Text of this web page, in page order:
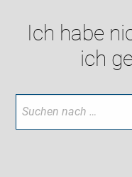
Ich habe
ich